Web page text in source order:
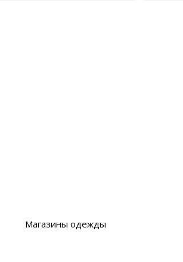
Магазины одежды